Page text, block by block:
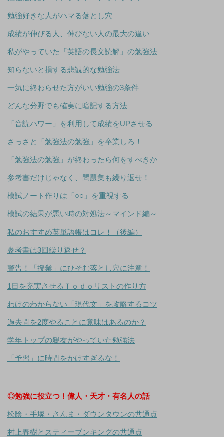
勉強好きな人がハマる落とし穴
成績が伸びる人、伸びない人の最大の違い
私がやっていた「英語の長文読解」の勉強法
知らないと損する悲観的な勉強法
一気に終わらせた方がいい勉強の3条件
どんな分野でも確実に暗記する方法
「音読パワー」を利用して成績をUPさせる
さっさと「勉強法の勉強」を卒業しろ！
「勉強法の勉強」が終わったら何をすべきか
参考書だけじゃなく、問題集も繰り返せ！
模試ノート作りは「○○」を重視する
模試の結果が悪い時の対処法～マインド編～
私のおすすめ英単語帳はコレ！（後編）
参考書は3回繰り返せ？
警告！「授業」にひそむ落とし穴に注意！
1日を充実させるＴｏｄｏリストの作り方
わけのわからない「現代文」を攻略するコツ
過去問を2度やることに意味はあるのか？
学年トップの親友がやっていた勉強法
「予習」に時間をかけすぎるな！
◎勉強に役立つ！偉人・天才・有名人の話
松陰・手塚・さんま・ダウンタウンの共通点
村上春樹とスティーブンキングの共通点